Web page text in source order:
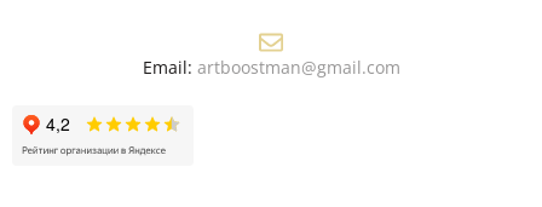
Email: artboostman@gmail.com